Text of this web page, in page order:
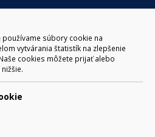
používame súbory cookie na
vytvárania štatistík na zlepšenie
cookies môžete prijať alebo
1
gen. M. R. Štefánika 1, Brezno
301, 048/28 56 302 Email: